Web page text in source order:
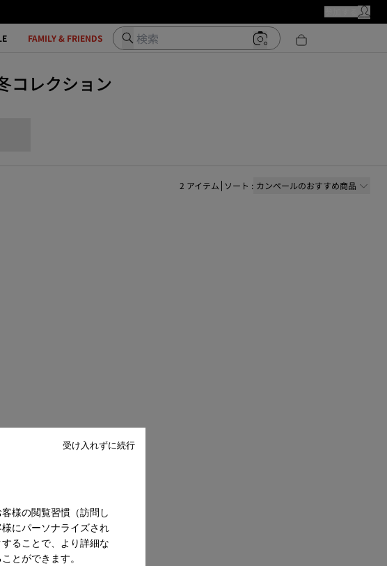
様の閲覧習慣（訪問し
にパーソナライズされ
ることで、より詳細な
とができます。
受け入れずに続行
マイ・
FAMILY & FRIENDS 検索
コレクション
2 アイテム ソート : カンペールのおすすめ商品